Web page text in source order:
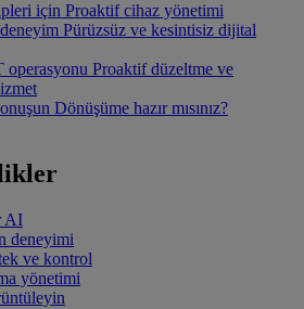
için Proaktif cihaz yönetimi
Pürüzsüz ve kesintisiz dijital
operasyonu Proaktif düzeltme ve
Dönüşüme hazır mısınız?
AI
deneyimi
ve kontrol
yönetimi